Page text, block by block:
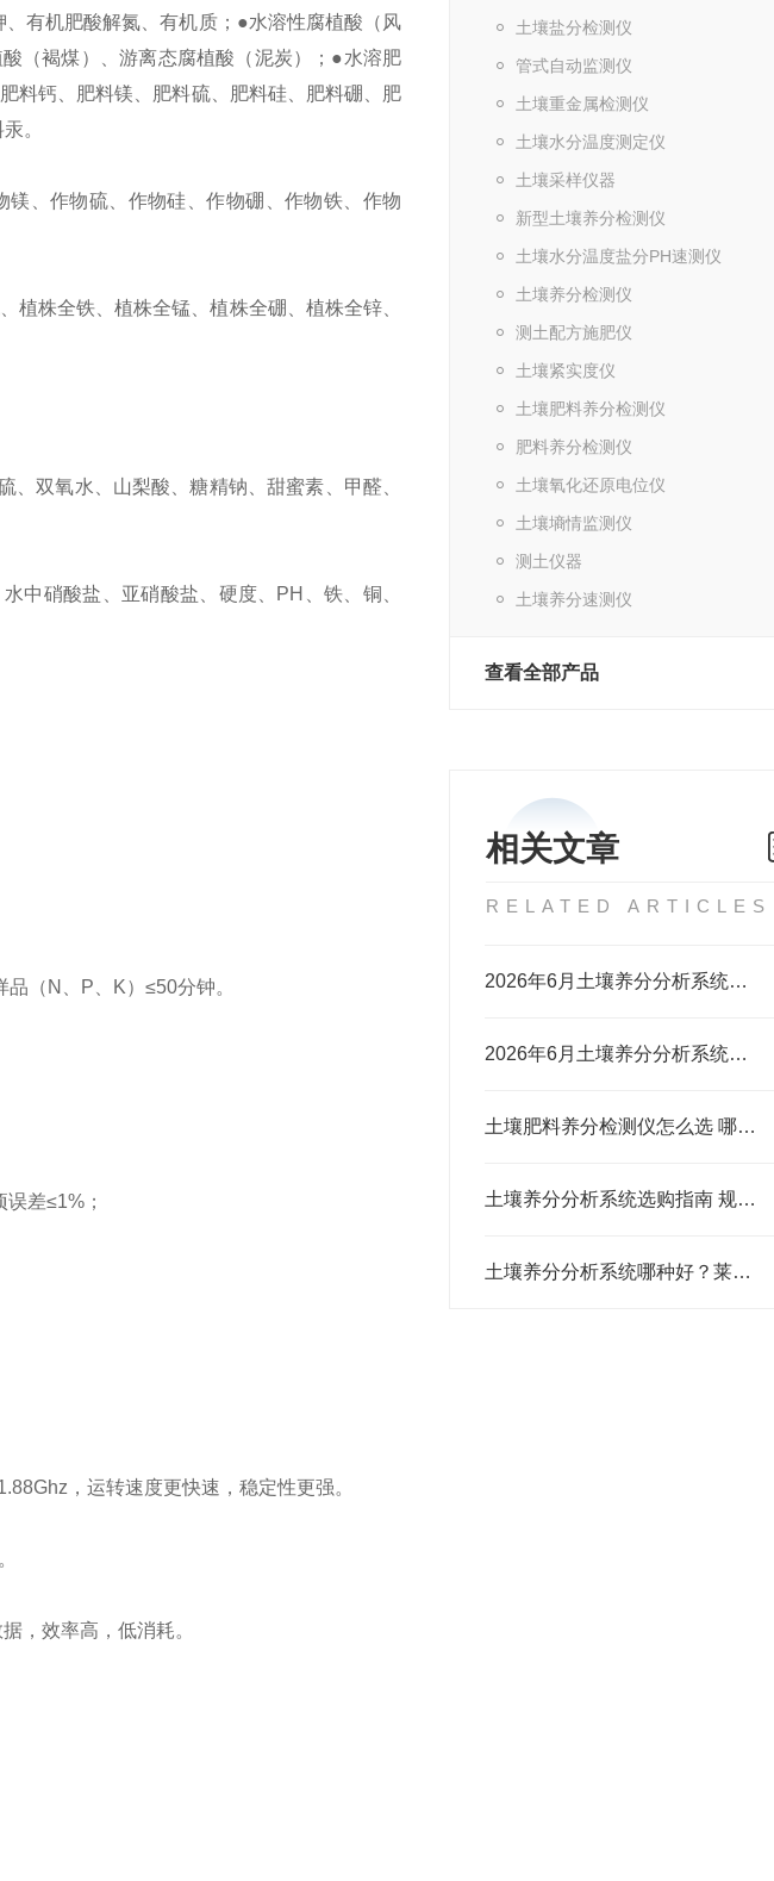
土壤盐分检测仪
管式自动监测仪
土壤重金属检测仪
土壤水分温度测定仪
土壤采样仪器
新型土壤养分检测仪
土壤水分温度盐分PH速测仪
土壤养分检测仪
测土配方施肥仪
土壤紧实度仪
土壤肥料养分检测仪
肥料养分检测仪
土壤氧化还原电位仪
土壤墒情监测仪
测土仪器
土壤养分速测仪
查看全部产品
相关文章
RELATED ARTICLES
2026年6月土壤养分分析系统选购攻略（适配农检场景）
2026年6月土壤养分分析系统选购攻略（适配农业检测场景）
土壤肥料养分检测仪怎么选 哪个牌子检测准价格实在
土壤养分分析系统选购指南 规模化种植基地农技服务中心推荐选用
土壤养分分析系统哪种好？莱恩德助您准确施肥增产
有机肥酸解氮、有机质；●水溶性腐植酸（风
（褐煤）、游离态腐植酸（泥炭）；●水溶肥
料钙、肥料镁、肥料硫、肥料硅、肥料硼、肥
。
、作物硫、作物硅、作物硼、作物铁、作物
株全铁、植株全锰、植株全硼、植株全锌、
双氧水、山梨酸、糖精钠、甜蜜素、甲醛、
中硝酸盐、亚硝酸盐、硬度、PH、铁、铜、
（N、P、K）≤50分钟。
差≤1%；
，运转速度更快速，稳定性更强。
，效率高，低消耗。